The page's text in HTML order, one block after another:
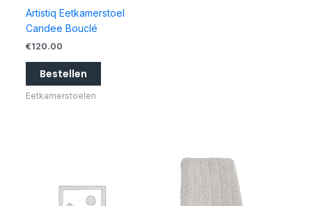
Artistiq Eetkamerstoel
Candee Bouclé
€120.00
Bestellen
Eetkamerstoelen